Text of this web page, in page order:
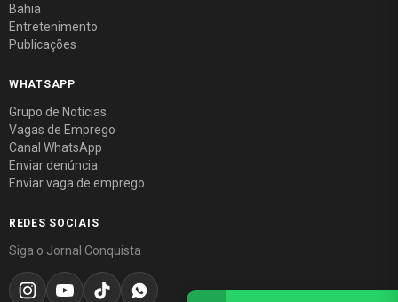
Bahia
Entretenimento
Publicações
WHATSAPP
Grupo de Notícias
Vagas de Emprego
Canal WhatsApp
Enviar denúncia
Enviar vaga de emprego
REDES SOCIAIS
Siga o Jornal Conquista